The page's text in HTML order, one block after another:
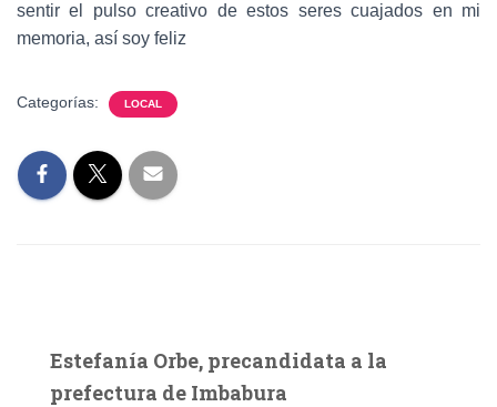
sentir el pulso creativo de estos seres cuajados en mi
memoria, así soy feliz
Categorías: LOCAL
Estefanía Orbe, precandidata a la
prefectura de Imbabura